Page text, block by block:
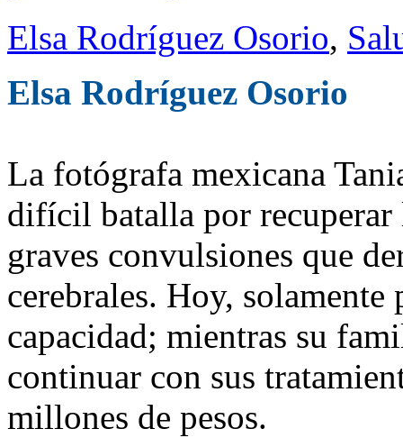
Elsa Rodríguez Osorio,
Elsa Rodríguez Osorio
La fotógrafa mexicana
difícil batalla por
graves convulsiones que
cerebrales. Hoy, solamente
capacidad; mientras su
continuar con sus
millones de pesos.